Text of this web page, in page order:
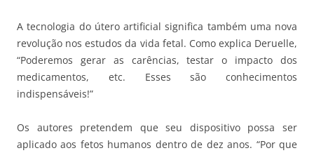
A tecnologia do útero artificial significa também uma nova
revolução nos estudos da vida fetal. Como explica Deruelle,
“Poderemos gerar as carências, testar o impacto dos
medicamentos, etc. Esses são conhecimentos
indispensáveis!”
Os autores pretendem que seu dispositivo possa ser
aplicado aos fetos humanos dentro de dez anos. “Por que